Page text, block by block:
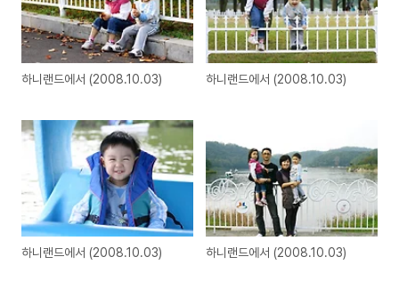
하니랜드에서 (2008.10.03) 하니랜드에서 (2008.10.03)
하니랜드에서 (2008.10.03) 하니랜드에서 (2008.10.03)